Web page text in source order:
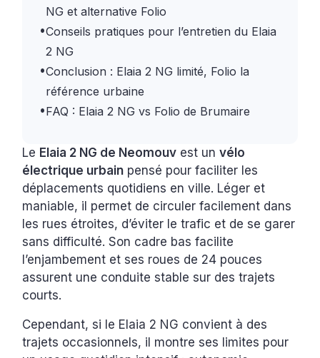
NG et alternative Folio
•Conseils pratiques pour l’entretien du Elaia
2 NG
•Conclusion : Elaia 2 NG limité, Folio la
référence urbaine
•FAQ : Elaia 2 NG vs Folio de Brumaire
Le Elaia 2 NG de Neomouv est unvélo
électrique urbain pensé pour faciliter les
déplacements quotidiens en ville. Léger et
maniable, il permet de circuler facilement dans
les rues étroites, d’éviter le trafic et de se garer
sans difficulté. Son cadre bas facilite
l’enjambement et ses roues de 24 pouces
assurent une conduite stable sur des trajets
courts.
Cependant, si le Elaia 2 NG convient à des
trajets occasionnels, il montre ses limites pour